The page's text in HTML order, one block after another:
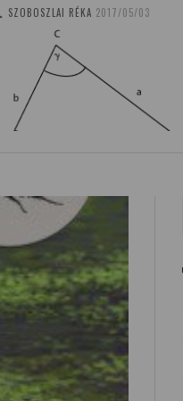
SZOBOSZLAI RÉKA 2017/05/03